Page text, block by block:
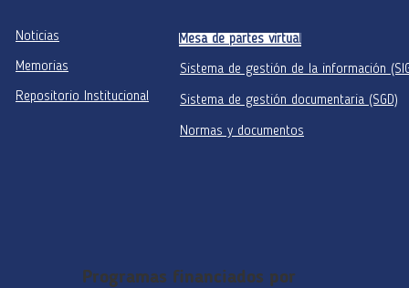
Noticias
Memorias
Repositorio Institucional
Mesa de partes virtual
Sistema de gestión de la información
Sistema de gestión documentaria (SGD)
Normas y documentos
Programas financiados por